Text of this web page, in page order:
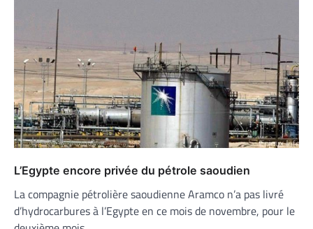
L’Egypte encore privée du pétrole saoudien
La compagnie pétrolière saoudienne Aramco n’a pas livré
d’hydrocarbures à l’Egypte en ce mois de novembre, pour le